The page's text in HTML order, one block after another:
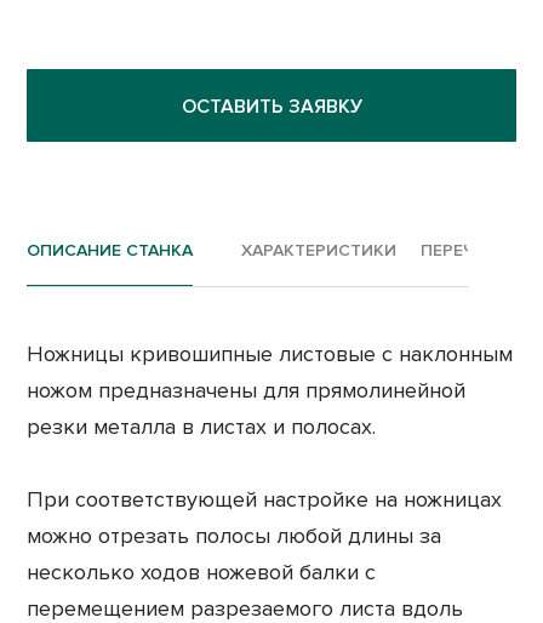
ОСТАВИТЬ ЗАЯВКУ
ОПИСАНИЕ СТАНКА ХАРАКТЕРИСТИКИ ПЕРЕЧЕНЬ
Ножницы кривошипные листовые с наклонным
ножом предназначены для прямолинейной
резки металла в листах и полосах.
При соответствующей настройке на ножницах
можно отрезать полосы любой длины за
несколько ходов ножевой балки с
перемещением разрезаемого листа вдоль